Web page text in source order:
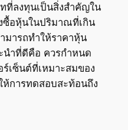
ที่ลงทุนเป็นสิ่งสำคัญใน
ซื้อหุ้นในปริมาณที่เกิน
มารถทำให้ราคาหุ้น
นำที่ดีคือ ควรกำหนด
เซ็นต์ที่เหมาะสมของ
ห้การทดสอบสะท้อนถึง